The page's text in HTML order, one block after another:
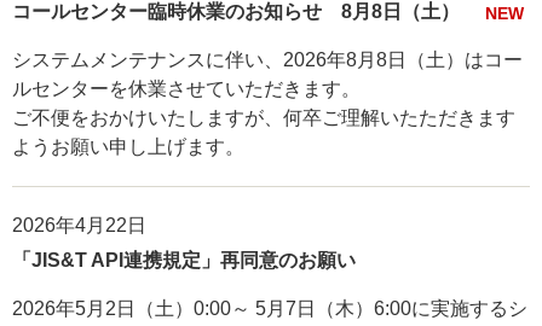
コールセンター臨時休業のお知らせ 8月8日（土）
NEW
システムメンテナンスに伴い、2026年8月8日（土）はコー
ルセンターを休業させていただきます。
ご不便をおかけいたしますが、何卒ご理解いたただきます
ようお願い申し上げます。
2026年4月22日
「JIS&T API連携規定」再同意のお願い
2026年5月2日（土）0:00～ 5月7日（木）6:00に実施するシ